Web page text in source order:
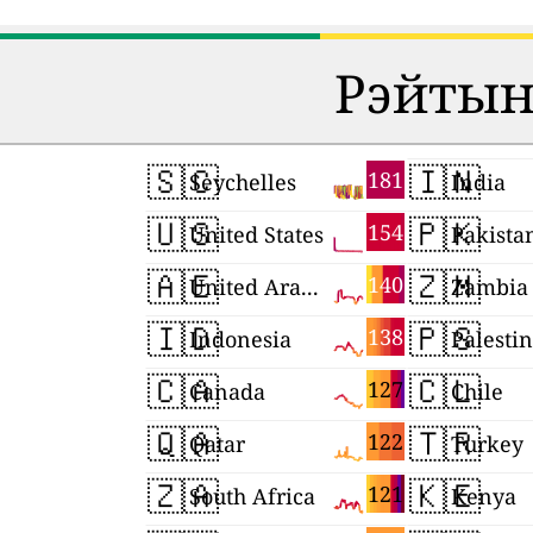
🇸🇨 181
Seychelles
🇺🇸 154
United States
🇦🇪 140
United Arab Emirates
🇮🇩 138
Indonesia
🇨🇦 127
Canada
🇶🇦 122
Qatar
🇿🇦 121
South Africa
🇮🇳India
🇵🇰
🇿🇲Zambia
🇵🇸
🇨🇱
Chile
🇹🇷Turkey
🇰🇪Kenya